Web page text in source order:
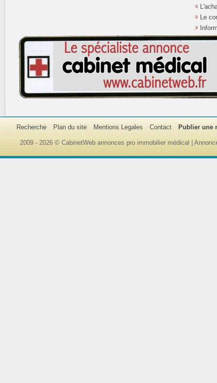
Le
Recherche Plan du site Mentions Legales Contact Publier une
2009 - 2026 © CabinetWeb annonces pro immobilier médical |